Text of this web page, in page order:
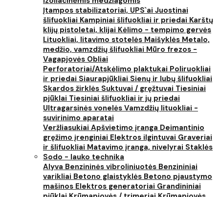
Įtampos stabilizatoriai, UPS`ai Juostinai
šlifuokliai Kampiniai šlifuokliai ir priedai Karštų
klijų pistoletai, klijai Kėlimo - tempimo gervės
Lituokliai, litavimo stotelės Maišyklės Metalo,
medžio, vamzdžių šlifuokliai Mūro frezos -
Vagapjovės Obliai
Perforatoriai/Atskėlimo plaktukai Poliruokliai
ir priedai Siaurapjūkliai Sienų ir lubų šlifuokliai
Skardos žirklės Suktuvai / gręžtuvai Tiesiniai
pjūklai Tiesiniai šlifuokliai ir jų priedai
Ultragarsinės vonelės Vamzdžių lituokliai -
suvirinimo aparatai
Veržliasukiai Apšvietimo įranga Deimantinio
gręžimo įrenginiai Elektros ilgintuvai Graveriai
ir šlifuokliai Matavimo įranga, nivelyrai Staklės
Sodo - lauko technika
Alyva Benzininės vibroliniuotės Benzininiai
varikliai Betono glaistyklės Betono pjaustymo
mašinos Elektros generatoriai Grandininiai